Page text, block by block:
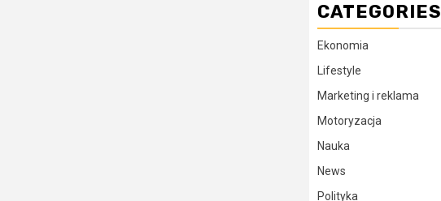
CATEGORIES
Ekonomia
Lifestyle
Marketing i reklama
Motoryzacja
Nauka
News
Polityka